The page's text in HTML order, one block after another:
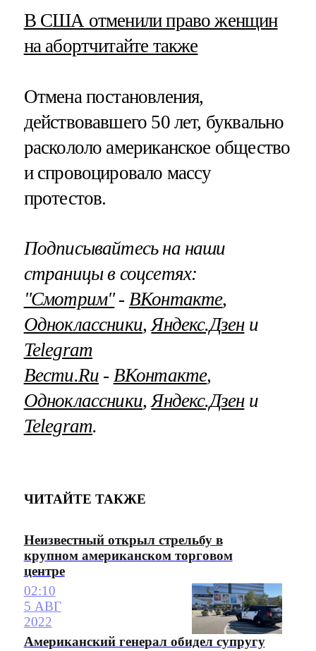
​В США отменили право женщин
на абортчитайте также
Отмена постановления,
действовавшего 50 лет, буквально
раскололо американское общество
и спровоцировало массу
протестов.
Подписывайтесь на наши
страницы в соцсетях:
"Смотрим"‐ ВКонтакте,
Одноклассники, Яндекс.Дзени
Telegram
Вести.Ru ‐ ВКонтакте,
Одноклассники, Яндекс.Дзени
Telegram.
ЧИТАЙТЕ ТАКЖЕ
Неизвестный открыл стрельбу в
крупном американском торговом
центре
02:10
5 АВГ
2022
Американский генерал обидел супругу